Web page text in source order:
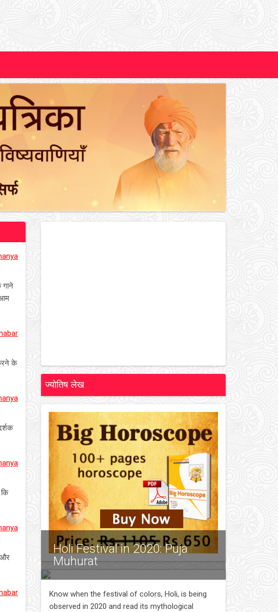
गाने
के
और
ज्योतिष लेख
Holi Festival in 2020: Puja
Muhurat
Know when the festival of colors, Holi, is being
observed in 2020 and read its mythological